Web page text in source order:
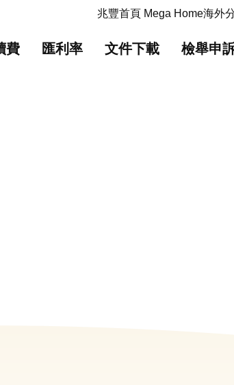
兆豐首頁 Mega Home海外
費 匯利率 文件下載 檢舉申